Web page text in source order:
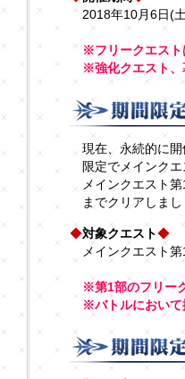
2018年10月6日(
※フリークエスト
※強化クエスト、
現在、永続的に
限定でメインク
メインクエスト
までクリアしまし
◆対象クエスト◆
メインクエスト
※第1部のフリー
※バトルにおいて